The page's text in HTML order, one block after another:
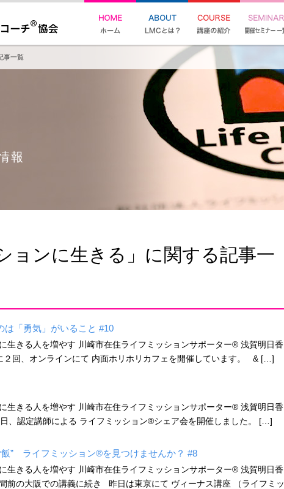
事一覧
報
ョンに生きる」に関する記事一
は「勇気」がいること #10
生きる人を増やす 川崎市在住ライフミッションサポーター® 浅賀明日香
回、オンラインにて 内面ホリホリカフェを開催しています。 & […]
生きる人を増やす 川崎市在住ライフミッションサポーター® 浅賀明日香
認定講師による ライフミッション®︎シェア会を開催しました。 […]
飯” ライフミッション®を見つけませんか？ #8
生きる人を増やす 川崎市在住ライフミッションサポーター® 浅賀明日香
前の大阪での講義に続き 昨日は東京にて ヴィーナス講座 （ライフミッ